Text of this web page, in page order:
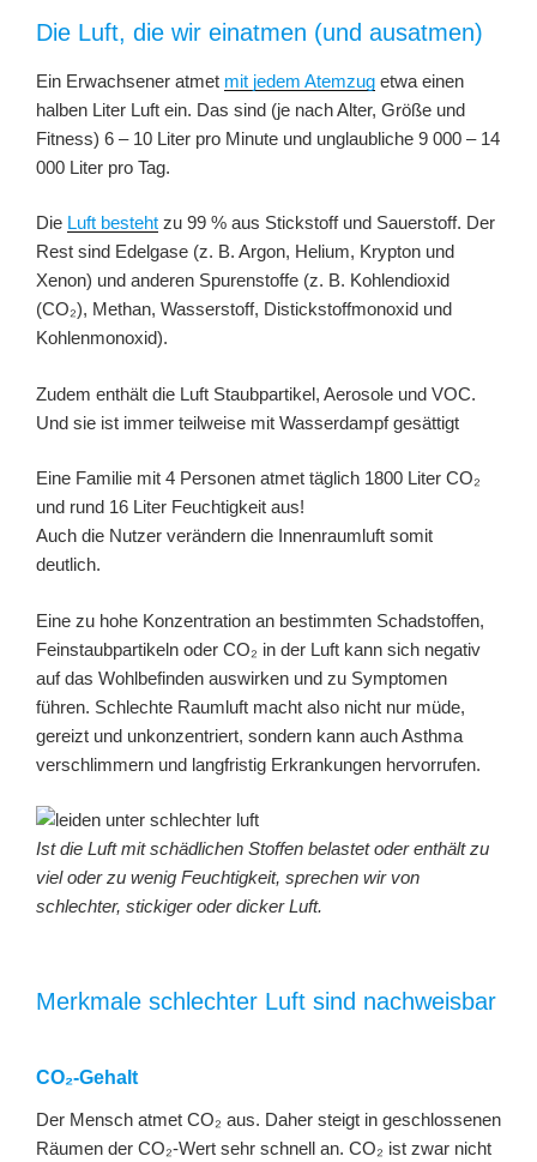
Die Luft, die wir einatmen (und ausatmen)
Ein Erwachsener atmet mit jedem Atemzug etwa einen
halben Liter Luft ein. Das sind (je nach Alter, Größe und
Fitness) 6 – 10 Liter pro Minute und unglaubliche 9 000 – 14
000 Liter pro Tag.
Die Luft besteht zu 99 % aus Stickstoff und Sauerstoff. Der
Rest sind Edelgase (z. B. Argon, Helium, Krypton und
Xenon) und anderen Spurenstoffe (z. B. Kohlendioxid
(CO₂), Methan, Wasserstoff, Distickstoffmonoxid und
Kohlenmonoxid).
Zudem enthält die Luft Staubpartikel, Aerosole und VOC.
Und sie ist immer teilweise mit Wasserdampf gesättigt
Eine Familie mit 4 Personen atmet täglich 1800 Liter CO₂
und rund 16 Liter Feuchtigkeit aus!
Auch die Nutzer verändern die Innenraumluft somit
deutlich.
Eine zu hohe Konzentration an bestimmten Schadstoffen,
Feinstaubpartikeln oder CO₂ in der Luft kann sich negativ
auf das Wohlbefinden auswirken und zu Symptomen
führen. Schlechte Raumluft macht also nicht nur müde,
gereizt und unkonzentriert, sondern kann auch Asthma
verschlimmern und langfristig Erkrankungen hervorrufen.
Ist die Luft mit schädlichen Stoffen belastet oder enthält zu
viel oder zu wenig Feuchtigkeit, sprechen wir von
schlechter, stickiger oder dicker Luft.
Merkmale schlechter Luft sind nachweisbar
CO₂-Gehalt
Der Mensch atmet CO₂ aus. Daher steigt in geschlossenen
Räumen der CO₂-Wert sehr schnell an. CO₂ ist zwar nicht